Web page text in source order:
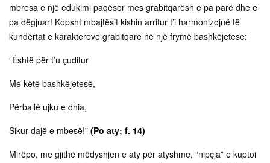
mbresa e një edukimi paqësor mes grabitqarësh e pa parë dhe e
pa dëgjuar! Kopsht mbajtësit kishin arritur t’i harmonizojnë të
kundërtat e karaktereve grabitqare në një frymë bashkëjetese:
“Është për t’u çuditur
Me këtë bashkëjetesë,
Përballë ujku e dhia,
Sikur dajë e mbesë!” (Po aty; f. 14)
Mirëpo, me gjithë mëdyshjen e aty për atyshme, “nipçja” e kuptoi